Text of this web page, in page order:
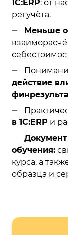
1С:ERP: от
регучёта.
Меньше
действие
в 1С:ERP и
обучения:
курса, а
образца и